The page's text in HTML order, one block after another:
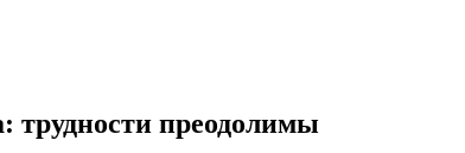
трудности преодолимы